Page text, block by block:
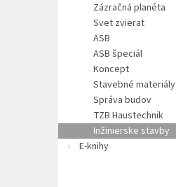
Zázračná planéta
Svet zvierat
ASB
ASB špeciál
Koncept
Stavebné materiály
Správa budov
TZB Haustechnik
Inžinierske stavby
E-knihy